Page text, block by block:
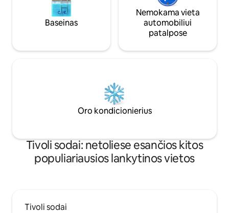
Baseinas
Nemokama vieta
automobiliui
patalpose
Oro kondicionierius
Tivoli sodai: netoliese esančios kitos
populiariausios lankytinos vietos
Tivoli sodai